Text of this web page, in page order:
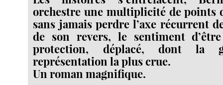
orchestre une multiplicité de points
sans jamais perdre l’axe récurrent
de son revers, le sentiment
protection, déplacé, dont la
représentation la plus crue.
Un roman magnifique.